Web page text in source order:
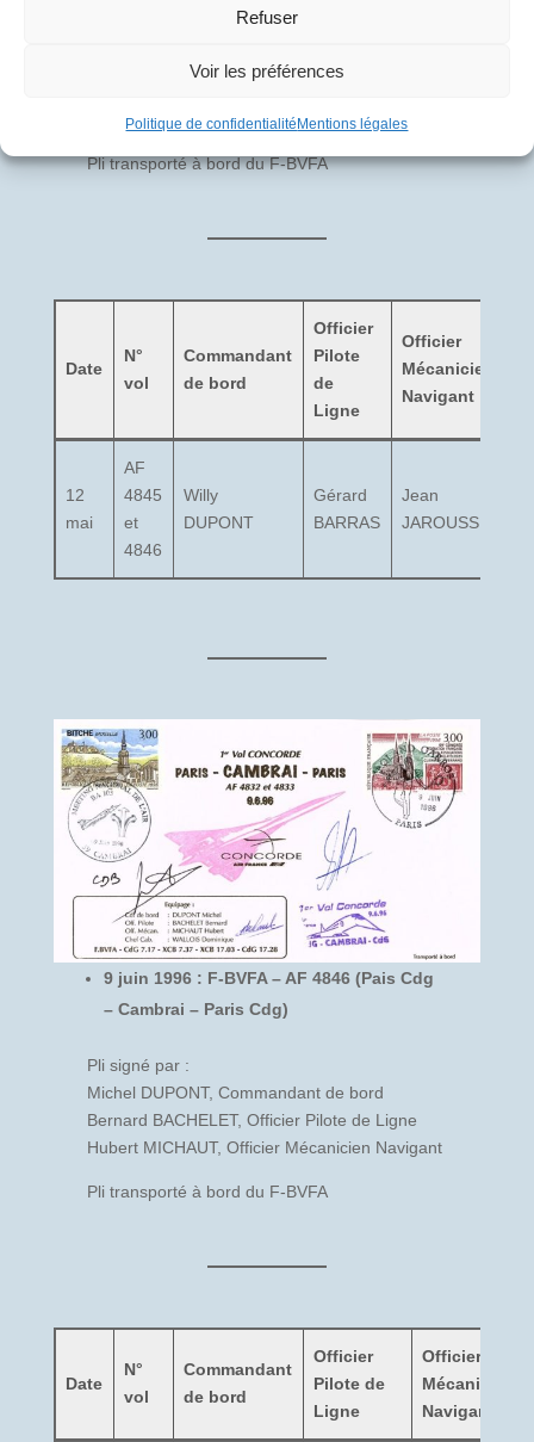
Refuser
Voir les préférences
Politique de confidentialité Mentions légales
12 mai 1996 : F-BVFA – AF 4846 (Beauvais
Pli transporté à bord du F-BVFA
Date
N°
vol
Commandant
de bord
Officier
Pilote
de
Ligne
Officier
Mécanicien
Navigant
12
mai
AF
4845
et
4846
Willy
DUPONT
Gérard
BARRAS
Jean
JAROUSSE
9 juin 1996 : F-BVFA – AF 4846 (Pais Cdg
– Cambrai – Paris Cdg)
Pli signé par :
Michel DUPONT, Commandant de bord
Bernard BACHELET, Officier Pilote de Ligne
Hubert MICHAUT, Officier Mécanicien Navigant
Pli transporté à bord du F-BVFA
Date
N°
vol
Commandant
de bord
Officier
Pilote de
Ligne
Officier
Mécanicien
Navigant